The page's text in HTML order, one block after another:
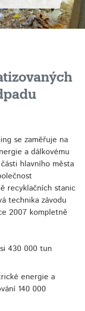
se zaměřuje na
a dálkovému
hlavního města
recyklačních stanic
technika závodu
2007 kompletně
430 000 tun
energie a
140 000